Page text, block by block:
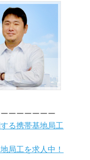
ーーーーーー
る携帯基地局工
局工を求人中！